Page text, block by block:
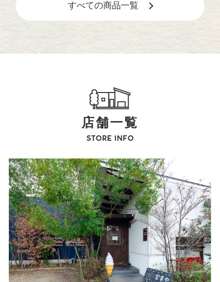
すべての商品一覧
店舗一覧
STORE INFO